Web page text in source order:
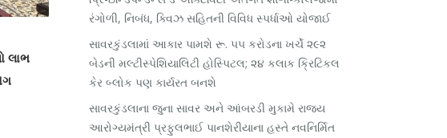
લાભ
રંગોળી, નિબંધ, ક્વિઝ સહિતની વિવિધ સ્પર્ધાઓ યોજાઈ
સાવરકુંડલામાં આકાર પામશે રૂ. ૫૫ કરોડના ખર્ચે ૨૯૨
બેડની મલ્ટીસ્પેશિયાલિટી હોસ્પિટલ; ૨૪ કલાક ક્રિટિકલ
કેર બ્લોક પણ કાર્યરત બનશે
સાવરકુંડલાના જુના સાવર અને આંબરડી મુકામે રાજ્ય
આરોગ્યમંત્રી પ્રફુલભાઈ પાનશેરીયાના હસ્તે નવનિર્મિત